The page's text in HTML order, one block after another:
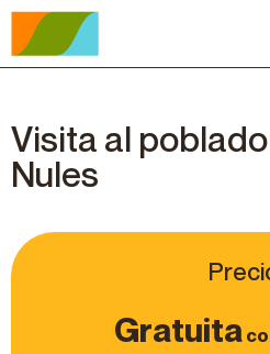
Visita al
Nules
Gratuita